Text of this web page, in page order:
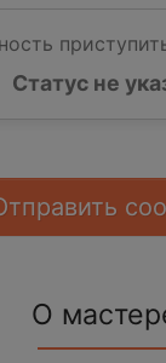
Статус не
О